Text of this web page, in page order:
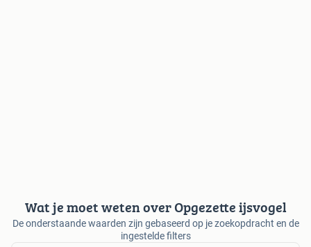
Wat je moet weten over Opgezette ijsvogel
De onderstaande waarden zijn gebaseerd op je zoekopdracht en de
ingestelde filters